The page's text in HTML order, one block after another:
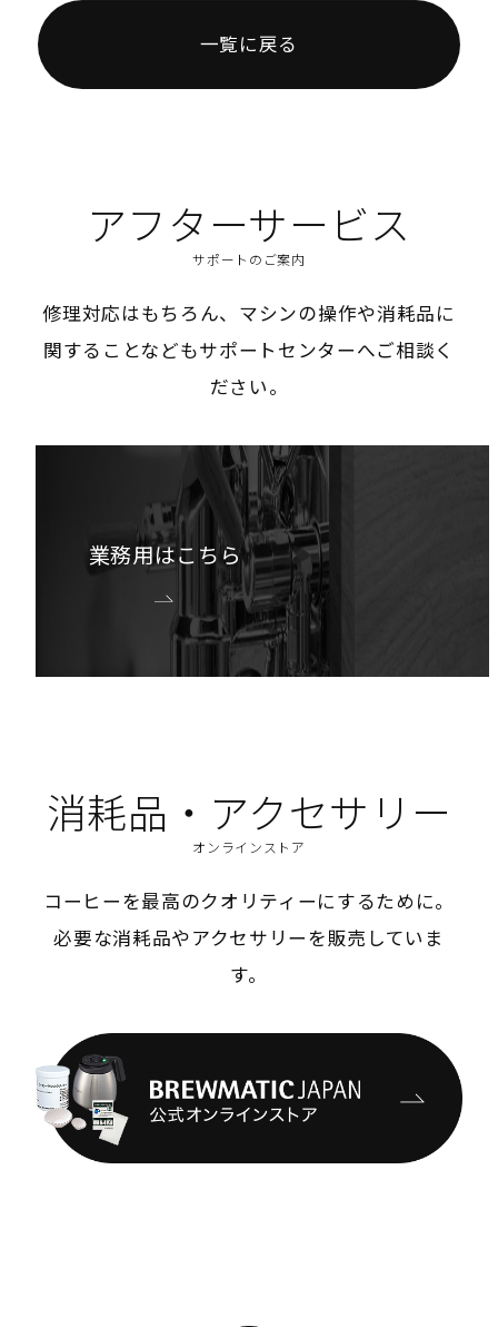
一覧に戻る
アフターサービス
サポートのご案内
修理対応はもちろん、マシンの操作や消耗品に
関することなどもサポートセンターへご相談く
ださい。
業務用はこちら
消耗品・アクセサリー
オンラインストア
コーヒーを最高のクオリティーにするために。
必要な消耗品やアクセサリーを販売していま
す。